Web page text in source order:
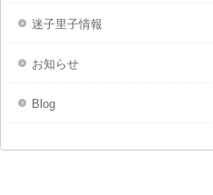
迷子里子情報
お知らせ
Blog